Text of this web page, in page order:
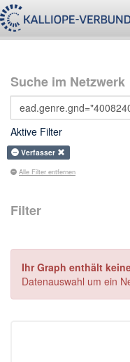
Suche im Netzwerk
Aktive Filter
Verfasser
Alle Filter entfernen
Filter
Ihr Graph enthält
Datenauswahl um ein